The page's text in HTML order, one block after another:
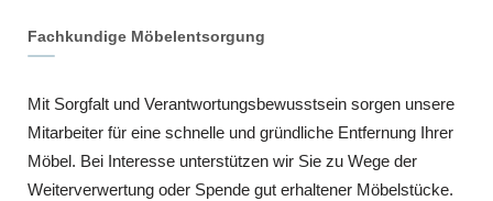
Fachkundige Möbelentsorgung
Mit Sorgfalt und Verantwortungsbewusstsein sorgen unsere
Mitarbeiter für eine schnelle und gründliche Entfernung Ihrer
Möbel. Bei Interesse unterstützen wir Sie zu Wege der
Weiterverwertung oder Spende gut erhaltener Möbelstücke.